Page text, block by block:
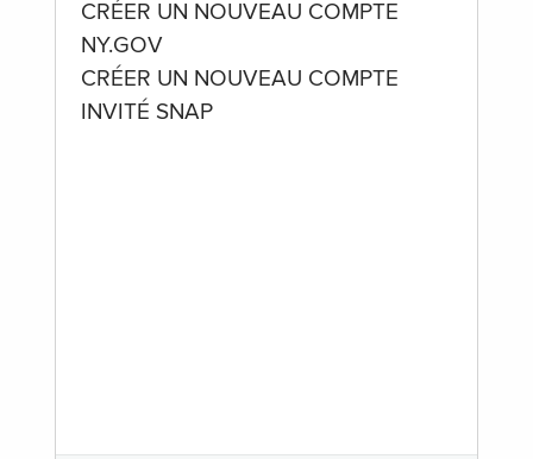
CRÉER UN NOUVEAU COMPTE
NY.GOV
CRÉER UN NOUVEAU COMPTE
INVITÉ SNAP